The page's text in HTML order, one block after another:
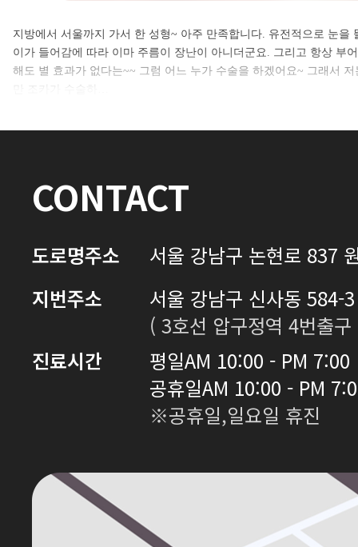
셀카후기 전체 내용은
로그인 후 확인하실 수 있습니다.
지방에서 서울까지 가서 한 성형~ 아주 만족합니다. 유전적으로 눈을
이가 들어감에 따라 이마 주름이 장난이 아니더군요. 그리고 항상 부
해도 별 효과가 없다는~~ 그럼 어느 누가 수술을 하겠어요~ 그래서
CONTACT
도로명주소
서울 강남구 논현로 837
지번주소
서울 강남구 신사동 584-
( 3호선 압구정역 4번출
진료시간
평일AM 10:00 - PM 7:00
공휴일AM 10:00 - PM
※공휴일,일요일 휴진